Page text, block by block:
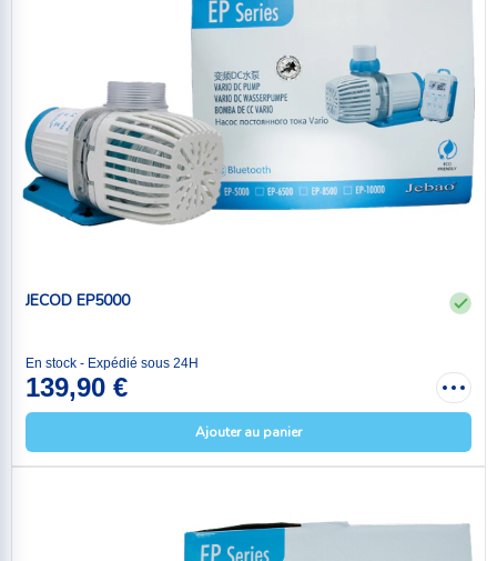
JECOD EP5000
En stock - Expédié sous 24H
139,90 €
Ajouter au panier